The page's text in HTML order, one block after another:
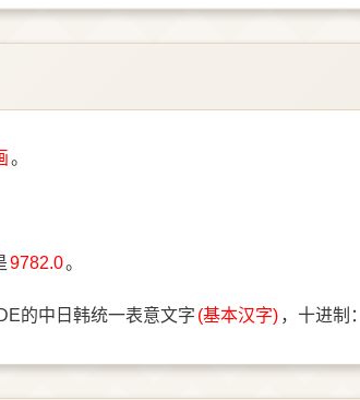
。
9782.0。
的中日韩统一表意文字 (基本汉字) ，十进制：